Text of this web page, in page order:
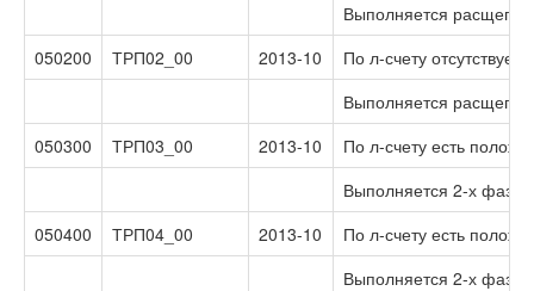
Выполняется
050200
ТРП02_00 2013-10
По л-счету
Выполняется
050300
ТРП03_00 2013-10
По л-счету есть
Выполняется 2-х
050400
ТРП04_00 2013-10
По л-счету есть
Выполняется 2-х